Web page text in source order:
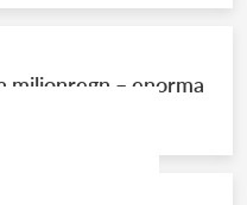
miljonregn – enorma